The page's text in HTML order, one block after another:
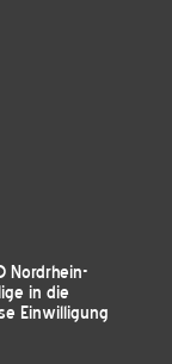
Nordrhein-
in die
Einwilligung